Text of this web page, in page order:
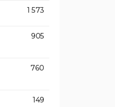
1 573
905
760
149